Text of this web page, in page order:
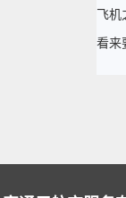
飞机
看来